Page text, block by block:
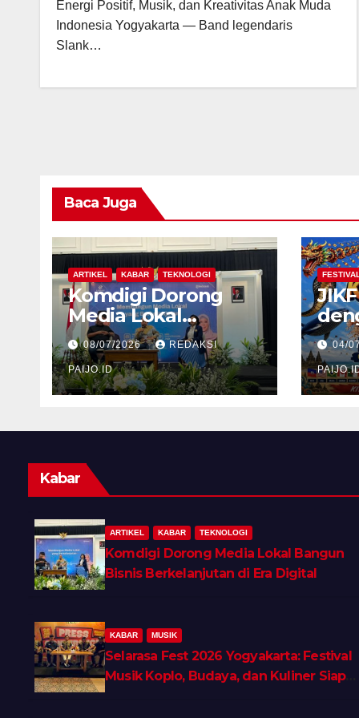
Energi Positif, Musik, dan Kreativitas Anak Muda
Indonesia Yogyakarta — Band legendaris
Slank…
Baca Juga
ARTIKEL KABAR TEKNOLOGI
Komdigi Dorong
Media Lokal
Bangun Bisnis
Berkelanjutan di Era
Digital
08/07/2026 REDAKSI
PAIJO.ID
FESTIVAL
04/
Kabar
ARTIKEL KABAR TEKNOLOGI
Komdigi Dorong Media Lokal Bangun
Bisnis Berkelanjutan di Era Digital
KABAR MUSIK
Selarasa Fest 2026 Yogyakarta: Festival
Musik Koplo, Budaya, dan Kuliner Siap